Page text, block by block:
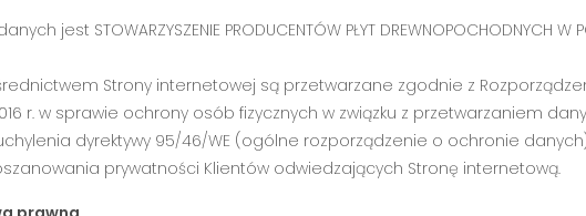
STOWARZYSZENIE PRODUCENTÓW PŁYT DREWNOPOCHODNYCH W
Strony internetowej są przetwarzane zgodnie z
r. w sprawie ochrony osób fizycznych w związku z przetwarzaniem
dyrektywy 95/46/WE (ogólne rozporządzenie o ochronie
prywatności Klientów odwiedzających Stronę internetową.